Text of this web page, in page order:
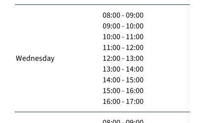
Wednesday
08:00 - 09:00
09:00 - 10:00
10:00 - 11:00
11:00 - 12:00
12:00 - 13:00
13:00 - 14:00
14:00 - 15:00
15:00 - 16:00
16:00 - 17:00